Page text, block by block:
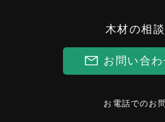
木材の相
お問い合
お電話でのお